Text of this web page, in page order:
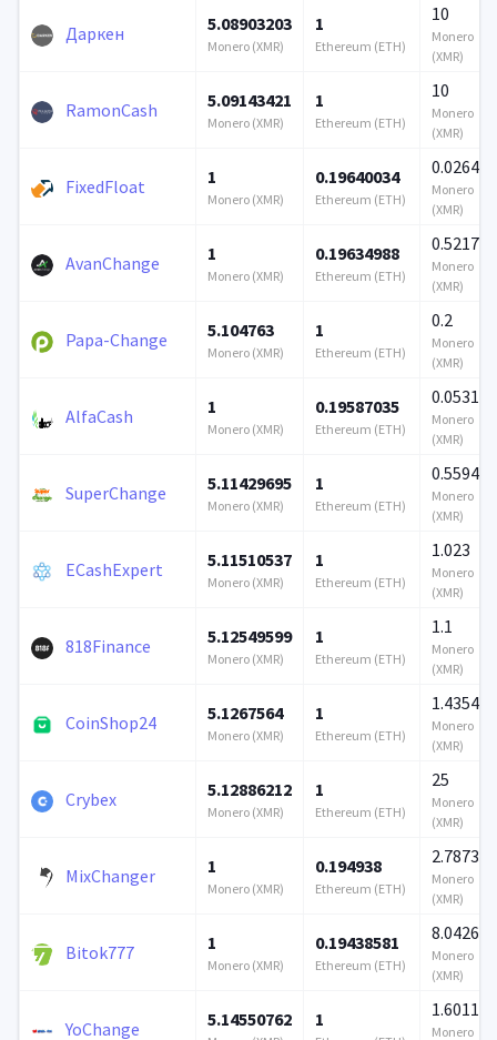
Даркен 5.08903203
Monero (XMR)
1
Ethereum (ETH)
10
Monero
(XMR)
RamonCash 5.09143421
Monero (XMR)
1
Ethereum (ETH)
10
Monero
(XMR)
FixedFloat 1
Monero (XMR)
0.19640034
Ethereum (ETH)
0.026436
Monero
(XMR)
AvanChange 1
Monero (XMR)
0.19634988
Ethereum (ETH)
0.5217
Monero
(XMR)
Papa-Change 5.104763
Monero (XMR)
1
Ethereum (ETH)
0.2
Monero
(XMR)
AlfaCash 1
Monero (XMR)
0.19587035
Ethereum (ETH)
0.053174
Monero
(XMR)
SuperChange 5.11429695
Monero (XMR)
1
Ethereum (ETH)
0.559402
Monero
(XMR)
ECashExpert 5.11510537
Monero (XMR)
1
Ethereum (ETH)
1.023
Monero
(XMR)
818Finance 5.12549599
Monero (XMR)
1
Ethereum (ETH)
1.1
Monero
(XMR)
CoinShop24 5.1267564
Monero (XMR)
1
Ethereum (ETH)
1.435452
Monero
(XMR)
Crybex 5.12886212
Monero (XMR)
1
Ethereum (ETH)
25
Monero
(XMR)
MixChanger 1
Monero (XMR)
0.194938
Ethereum (ETH)
2.78734
Monero
(XMR)
Bitok777 1
Monero (XMR)
0.19438581
Ethereum (ETH)
8.04262
Monero
(XMR)
YoChange 5.14550762 1 1.601127
Monero